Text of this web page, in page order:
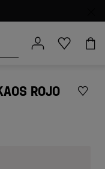
ROJO